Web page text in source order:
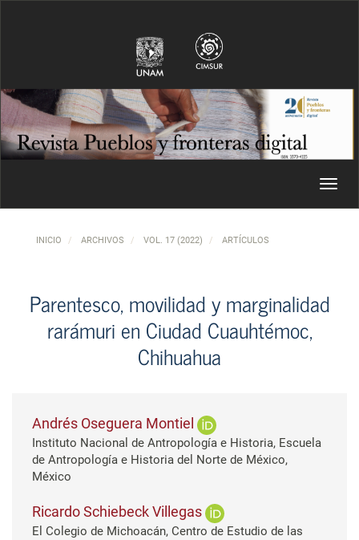
INICIO ARCHIVOS VOL. 17 (2022) ARTÍCULOS
Parentesco, movilidad y marginalidad
rarámuri en Ciudad Cuauhtémoc,
Chihuahua
Andrés Oseguera Montiel
Instituto Nacional de Antropología e Historia, Escuela
de Antropología e Historia del Norte de México,
México
Ricardo Schiebeck Villegas
El Colegio de Michoacán, Centro de Estudio de las